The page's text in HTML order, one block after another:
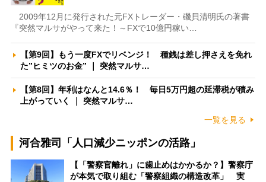
2009年12月に発行された元FXトレーダー・磯貝清明氏の著書
『突然マルサがやって来た！～FXで10億円稼い…
【第9回】もう一度FXでリベンジ！ 種銭は差し押さえを免れ
た”ヒミツのお金” ｜ 突然マルサ…
【第8回】年利はなんと14.6％！ 毎日5万円超の延滞税が積み
上がっていく ｜ 突然マルサ…
一覧を見る
河合雅司「人口減少ニッポンの活路」
【「警察官離れ」に歯止めはかかるか？】警察庁
が本気で取り組む「警察組織の構造改革」 実